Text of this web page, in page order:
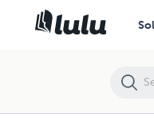
FLASH di POESIA